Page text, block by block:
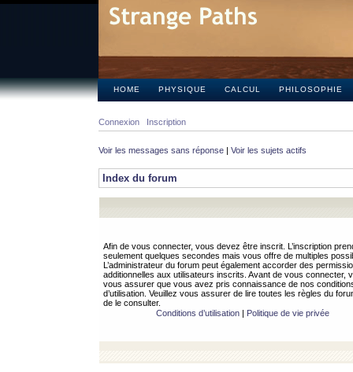
HOME PHYSIQUE CALCUL PHILOSOPHIE
Connexion Inscription
Voir les messages sans réponse | Voir les sujets actifs
Index du forum
Afin de vous connecter, vous devez être inscrit. L’inscription
seulement quelques secondes mais vous offre de multiples
L’administrateur du forum peut également accorder des
additionnelles aux utilisateurs inscrits. Avant de vous connecter,
vous assurer que vous avez pris connaissance de nos
d’utilisation. Veuillez vous assurer de lire toutes les règles du
de le consulter.
Conditions d’utilisation| Politique de vie privée